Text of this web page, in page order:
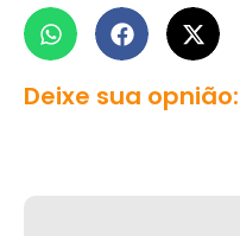
Deixe sua opnião: